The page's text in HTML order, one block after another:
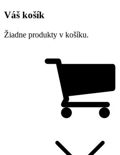
Váš košík
Žiadne produkty v košíku.